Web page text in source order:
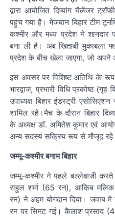
द्वारा आयोजित दिव्यांग चैलेंजर
पहुंच गया है। मेजबान बिहार टीम
कश्मीर और मध्य प्रदेश ने शानदार
बना ली है। अब खिताबी मुकाबला
प्रदेश के बीच खेला जाएगा, जो अपने
इस अवसर पर विशिष्ट अतिथि के
भारद्वाज, प्रभारी विधि प्रकोष्ठ
उपाध्यक्ष बिहार इंडस्ट्री
शामिल रहे।मैच के दौरान बिहार
के अध्यक्ष डॉ. अमितेश कुमार एवं
अन्य सदस्य सक्रिय रूप से मौजूद
जम्मू-कश्मीर बनाम बिहार
जम्मू-कश्मीर ने पहले बल्लेबाजी
राहुल शर्मा (65 रन), आकिब
रन) ने अहम योगदान दिया। जवाब
रन पर सिमट गई। कैलाश प्रसाद